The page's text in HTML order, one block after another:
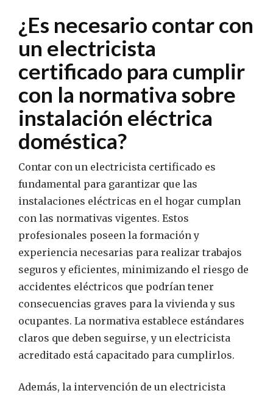
¿Es necesario contar con
un electricista
certificado para cumplir
con la normativa sobre
instalación eléctrica
doméstica?
Contar con un electricista certificado es
fundamental para garantizar que las
instalaciones eléctricas en el hogar cumplan
con las normativas vigentes. Estos
profesionales poseen la formación y
experiencia necesarias para realizar trabajos
seguros y eficientes, minimizando el riesgo de
accidentes eléctricos que podrían tener
consecuencias graves para la vivienda y sus
ocupantes. La normativa establece estándares
claros que deben seguirse, y un electricista
acreditado está capacitado para cumplirlos.
Además, la intervención de un electricista